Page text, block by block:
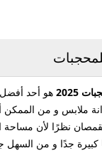
هو أحد
ملابس و من الممكن
نظرًا لأن مساحة
كبيرة جدًا و من السهل